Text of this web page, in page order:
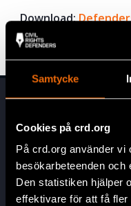
Samtycke
Cookies på crd.org
På crd.org använder
besökarbeteenden
Den statistiken hjälper
effektivare för att få
Download:
English
Head Office